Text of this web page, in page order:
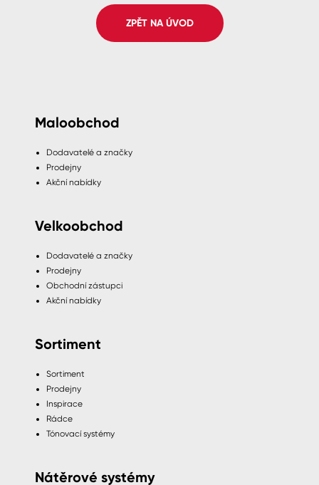
Spreje ZPĚT NA ÚVOD
Maloobchod
Dodavatelé a značky
Prodejny
Akční nabídky
Velkoobchod
Dodavatelé a značky
Prodejny
Obchodní zástupci
Akční nabídky
Sortiment
Sortiment
Prodejny
Inspirace
Rádce
Tónovací systémy
Nátěrové systémy